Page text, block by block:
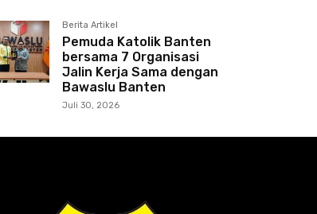
Berita Artikel
Pemuda Katolik Banten
bersama 7 Organisasi
Jalin Kerja Sama dengan
Bawaslu Banten
Juli 30, 2026